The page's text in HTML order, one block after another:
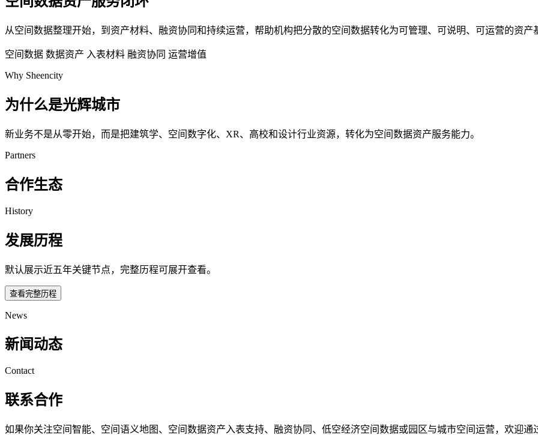
从空间数据整理开始，到资产材料、融资协同和持续运营，帮助机构把分散的空间数据转化为可管理、可说明、可运营的资产
空间数据 数据资产 入表材料 融资协同 运营增值
Why Sheencity
为什么是光辉城市
新业务不是从零开始，而是把建筑学、空间数字化、XR、高校和设计行业资源，转化为空间数据资产服务能力。
Partners
合作生态
History
发展历程
默认展示近五年关键节点，完整历程可展开查看。
查看完整历程
News
新闻动态
Contact
联系合作
如果你关注空间智能、空间语义地图、空间数据资产入表支持、融资协同、低空经济空间数据或园区与城市空间运营，欢迎通